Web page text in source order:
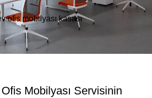
ofis mobilyası kasası
Mobilyası Servisinin